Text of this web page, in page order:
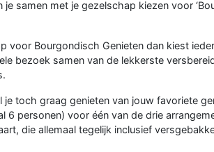
samen met je gezelschap kiezen voor
voor Bourgondisch Genieten dan kiest
bezoek samen van de lekkerste
toch graag genieten van jouw favoriete
6 personen) voor één van de drie
die allemaal tegelijk inclusief